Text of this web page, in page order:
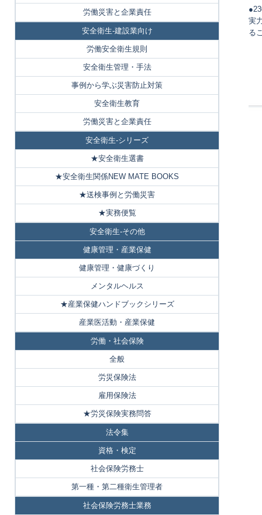
実
る
労働災害と企業責任
安全衛生-建設業向け
労働安全衛生規則
安全衛生管理・手法
事例から学ぶ災害防止対策
安全衛生教育
労働災害と企業責任
安全衛生-シリーズ
★安全衛生選書
★安全衛生関係NEW MATE BOOKS
★送検事例と労働災害
★実務便覧
安全衛生-その他
健康管理・産業保健
健康管理・健康づくり
メンタルヘルス
★産業保健ハンドブックシリーズ
産業医活動・産業保健
労働・社会保険
全般
労災保険法
雇用保険法
★労災保険実務問答
法令集
資格・検定
社会保険労務士
第一種・第二種衛生管理者
社会保険労務士業務